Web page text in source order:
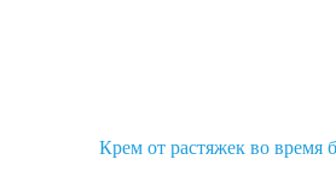
Крем от растяжек во время